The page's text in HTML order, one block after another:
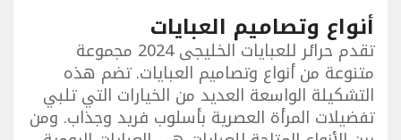
أنواع وتصاميم العبايات
تقدم حرائر للعبايات الخليجى 2024 مجموعة
متنوعة من أنواع وتصاميم العبايات. تضم هذه
التشكيلة الواسعة العديد من الخيارات التي تلبي
تفضيلات المرأة العصرية بأسلوب فريد وجذاب. ومن